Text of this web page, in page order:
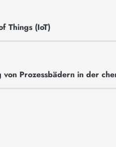
Things (IoT)
Prozessbädern in der